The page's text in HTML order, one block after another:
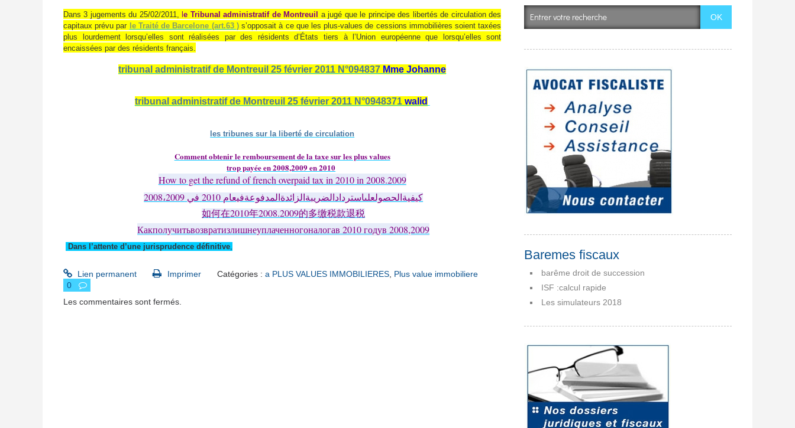
Dans 3 jugements du 25/02/2011, le Tribunal administratif de Montreuil a jugé que le principe des libertés de circulation des
capitaux prévu par le Traité de Barcelone (art.63 ) s’opposait à ce que les plus-values de cessions immobilières soient taxées
plus lourdement lorsqu’elles sont réalisées par des résidents d’États tiers à l’Union européenne que lorsqu’elles sont
encaissées par des résidents français.
tribunal administratif de Montreuil 25 février 2011 N°094837 Mme Johanne
tribunal administratif de Montreuil 25 février 2011 N°0948371walid
les tribunes sur la liberté de circulation
Comment obtenir le remboursement de la taxe sur les plus values
trop payée en 2008,2009 en 2010
How to get the refund of french overpaid tax in 2010 in 2008.2009
كيفيةالحصولعلىاستردادالضريبةالزائدةالمدفوعةفيعام2010 في2008 ،2009
如何在2010年2008.2009的多缴税款退税
Какполучитьвозвратизлишнеуплаченногоналогав 2010годув 2008,2009
Dans l’attente d’une jurisprudence définitive
Lien permanent Imprimer Catégories : a PLUS VALUES IMMOBILIERES, Plus value immobiliere
0
Les commentaires sont fermés.
Baremes fiscaux
barême droit de succession
ISF :calcul rapide
Les simulateurs 2018